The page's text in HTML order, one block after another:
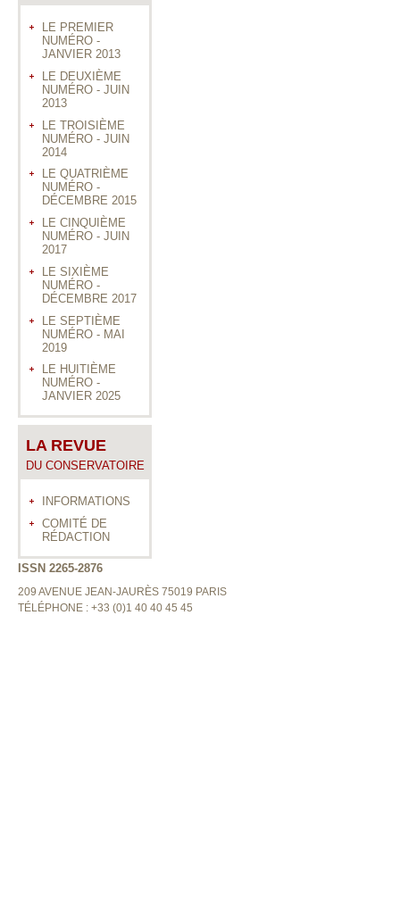
LE PREMIER
NUMÉRO -
JANVIER 2013
LE DEUXIÈME
NUMÉRO - JUIN
2013
LE TROISIÈME
NUMÉRO - JUIN
2014
LE QUATRIÈME
NUMÉRO -
DÉCEMBRE 2015
LE CINQUIÈME
NUMÉRO - JUIN
2017
LE SIXIÈME
NUMÉRO -
DÉCEMBRE 2017
LE SEPTIÈME
NUMÉRO - MAI
2019
LE HUITIÈME
NUMÉRO -
JANVIER 2025
LA REVUE
DU CONSERVATOIRE
INFORMATIONS
COMITÉ DE
RÉDACTION
ISSN 2265-2876
209 AVENUE JEAN-JAURÈS 75019 PARIS
TÉLÉPHONE : +33 (0)1 40 40 45 45